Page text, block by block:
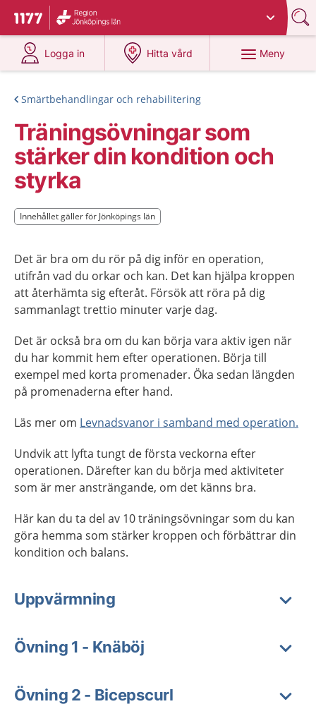
Till startsidan för 1177
Du har valt region
Logga in
på 1177.se
Hitta vård
på 1177.se
Meny
Smärtbehandlingar och rehabilitering
Träningsövningar som
stärker din kondition och
styrka
Innehållet gäller för Jönköpings län
Innehållet gäller för Jönköpings län
Det är bra om du rör på dig inför en operation,
utifrån vad du orkar och kan. Det kan hjälpa kroppen
att återhämta sig efteråt. Försök att röra på dig
sammanlagt trettio minuter varje dag.
Det är också bra om du kan börja vara aktiv igen när
du har kommit hem efter operationen. Börja till
exempel med korta promenader. Öka sedan längden
på promenaderna efter hand.
Läs mer om Levnadsvanor i samband med operation.
Undvik att lyfta tungt de första veckorna efter
operationen. Därefter kan du börja med aktiviteter
som är mer ansträngande, om det känns bra.
Här kan du ta del av 10 träningsövningar som du kan
göra hemma som stärker kroppen och förbättrar din
kondition och balans.
Uppvärmning
Övning 1 - Knäböj
Övning 2 - Bicepscurl